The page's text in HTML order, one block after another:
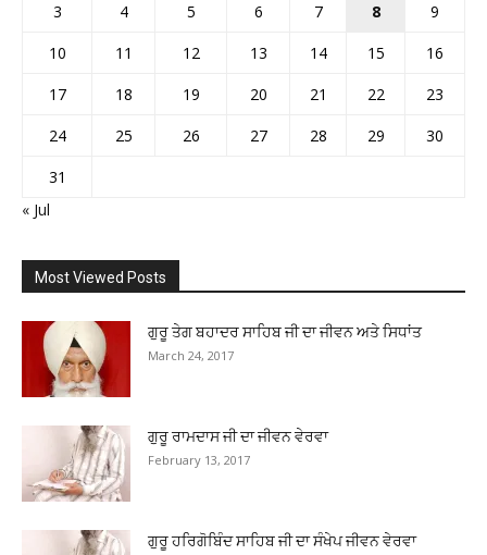
3
4 5 6 7 8
9
10
11 12 13 14 15
16
17
18 19 20 21 22
23
24
25 26 27 28 29
30
31
« Jul
Most Viewed Posts
ਗੁਰੂ ਤੇਗ ਬਹਾਦਰ ਸਾਹਿਬ ਜੀ ਦਾ ਜੀਵਨ ਅਤੇ ਸਿਧਾਂਤ
March 24, 2017
ਗੁਰੂ ਰਾਮਦਾਸ ਜੀ ਦਾ ਜੀਵਨ ਵੇਰਵਾ
February 13, 2017
ਗੁਰੂ ਹਰਿਗੋਬਿੰਦ ਸਾਹਿਬ ਜੀ ਦਾ ਸੰਖੇਪ ਜੀਵਨ ਵੇਰਵਾ